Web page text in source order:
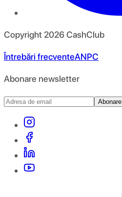
Copyright 2026CashClub
Întrebări frecventeANPC
Abonare newsletter
Abonare